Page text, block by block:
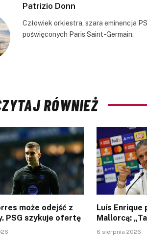
Patrizio Donn
Człowiek orkiestra, szara eminencja
poświęconych Paris Saint-Germain.
RÓWNIEŻ
może odejść z
PSG szykuje ofertę
Luís Enrique
Mallorcą:
6 sierpnia 2026